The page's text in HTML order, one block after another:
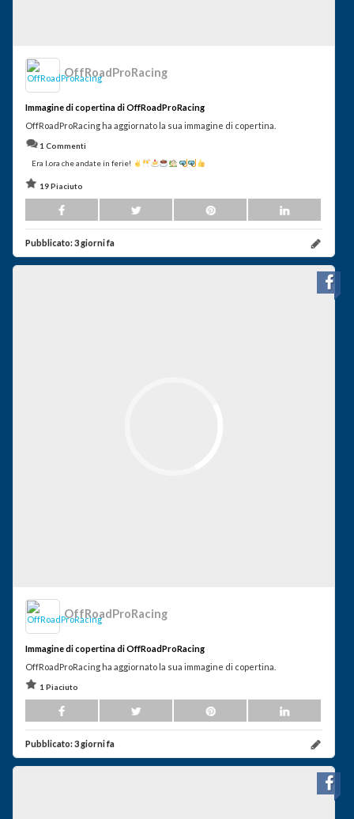
OffRoadProRacing
Immagine di copertina di OffRoadProRacing
OffRoadProRacing ha aggiornato la sua immagine di copertina.
1 Commenti
Era l.ora che andate in ferie!
19 Piaciuto
Pubblicato:3 giorni fa
OffRoadProRacing
Immagine di copertina di OffRoadProRacing
OffRoadProRacing ha aggiornato la sua immagine di copertina.
1 Piaciuto
Pubblicato:3 giorni fa